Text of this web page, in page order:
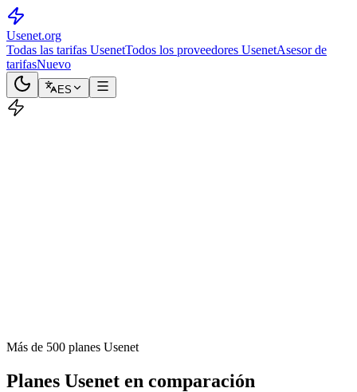
Usenet.org
Todas las tarifas UsenetTodos los proveedores UsenetAsesor de
tarifasNuevo
ES
Más de 500 planes Usenet
Planes Usenet en comparación